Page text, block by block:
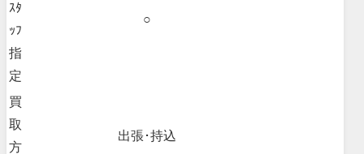
ｽﾀ
ｯﾌ
指
定
○
買
取
方
出張･持込